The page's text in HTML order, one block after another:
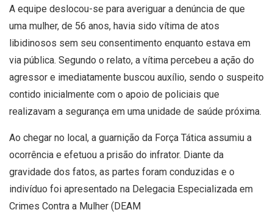
A equipe deslocou-se para averiguar a denúncia de que
uma mulher, de 56 anos, havia sido vítima de atos
libidinosos sem seu consentimento enquanto estava em
via pública. Segundo o relato, a vítima percebeu a ação do
agressor e imediatamente buscou auxílio, sendo o suspeito
contido inicialmente com o apoio de policiais que
realizavam a segurança em uma unidade de saúde próxima.
Ao chegar no local, a guarnição da Força Tática assumiu a
ocorrência e efetuou a prisão do infrator. Diante da
gravidade dos fatos, as partes foram conduzidas e o
indivíduo foi apresentado na Delegacia Especializada em
Crimes Contra a Mulher (DEAM